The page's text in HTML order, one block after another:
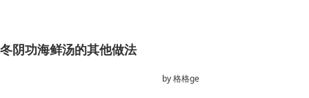
冬阴功海鲜汤的其他做法
by格格ge